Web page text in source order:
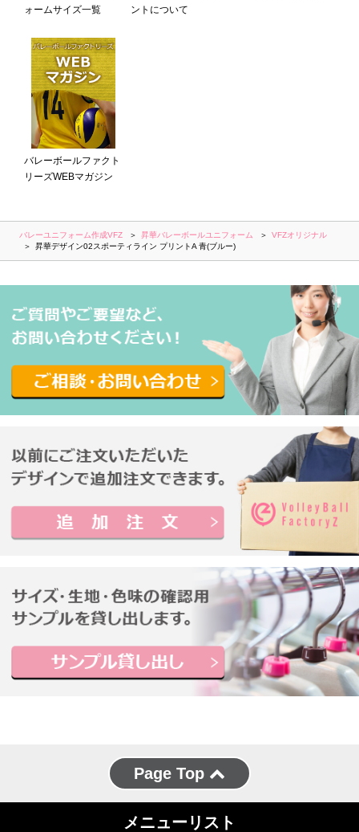
ォームサイズ一覧
ントについて
バレーボールファクト
リーズWEBマガジン
バレーユニフォーム作成VFZ 昇華バレーボールユニフォーム
VFZオリジナル
昇華デザイン02スポーティライン プリントA 青(ブルー)
Page Top
メニューリスト